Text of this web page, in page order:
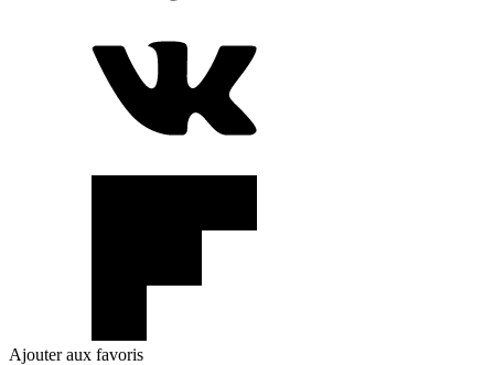
Ajouter aux favoris